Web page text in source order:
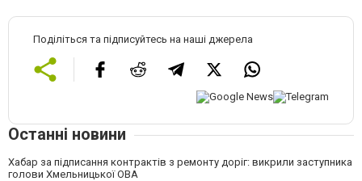
Поділіться та підписуйтесь на наші джерела
Останні новини
Хабар за підписання контрактів з ремонту доріг: викрили заступника
голови Хмельницької ОВА